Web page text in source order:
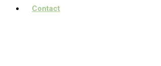
Contact